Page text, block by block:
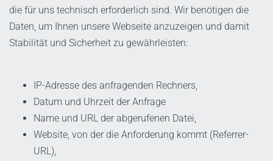
die für uns technisch erforderlich sind. Wir benötigen die
Daten, um Ihnen unsere Webseite anzuzeigen und damit
Stabilität und Sicherheit zu gewährleisten:
IP-Adresse des anfragenden Rechners,
Datum und Uhrzeit der Anfrage
Name und URL der abgerufenen Datei,
Website, von der die Anforderung kommt (Referrer-
URL),